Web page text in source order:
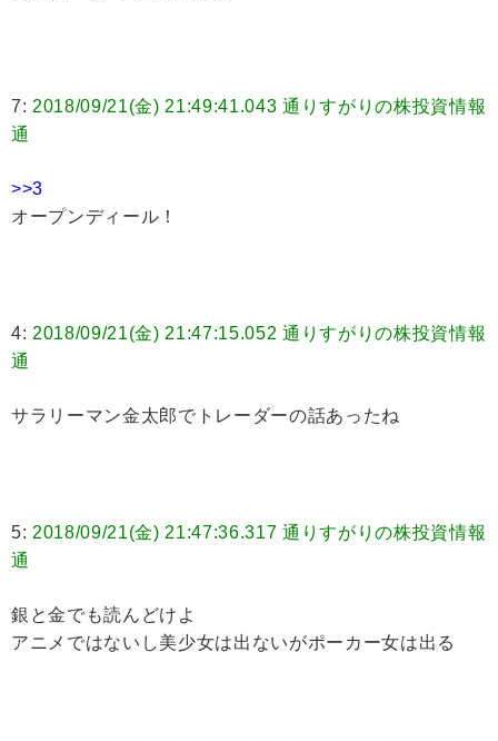
7: 2018/09/21(金) 21:49:41.043 通りすがりの株投資情報
通
>>3
オープンディール！
4: 2018/09/21(金) 21:47:15.052 通りすがりの株投資情報
通
サラリーマン金太郎でトレーダーの話あったね
5: 2018/09/21(金) 21:47:36.317 通りすがりの株投資情報
通
銀と金でも読んどけよ
アニメではないし美少女は出ないがポーカー女は出る